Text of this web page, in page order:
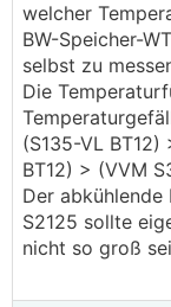
welcher
BW-Speicher-
selbst zu
Die
(S135-VL
BT12) > (VVM
Der abkühlende
S2125 sollte
nicht so groß